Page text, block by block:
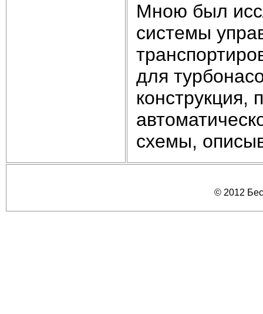
Мною был
системы
для
конструкция,
схемы,
© 2012